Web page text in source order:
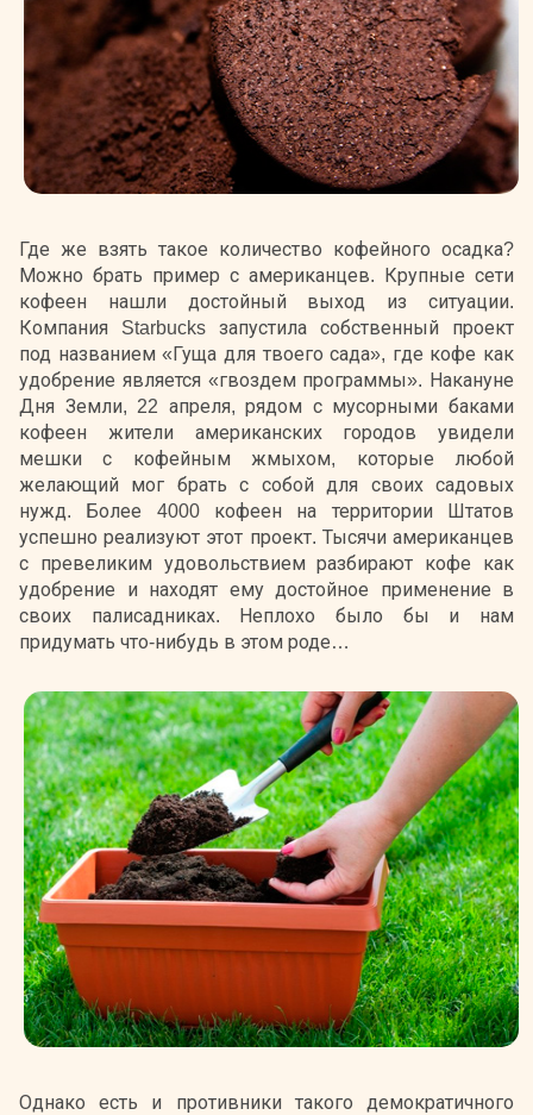
Где же взять такое количество кофейного осадка?
Можно брать пример с американцев. Крупные сети
кофеен нашли достойный выход из ситуации.
Компания Starbucks запустила собственный проект
под названием «Гуща для твоего сада», где кофе как
удобрение является «гвоздем программы». Накануне
Дня Земли, 22 апреля, рядом с мусорными баками
кофеен жители американских городов увидели
мешки с кофейным жмыхом, которые любой
желающий мог брать с собой для своих садовых
нужд. Более 4000 кофеен на территории Штатов
успешно реализуют этот проект. Тысячи американцев
с превеликим удовольствием разбирают кофе как
удобрение и находят ему достойное применение в
своих палисадниках. Неплохо было бы и нам
придумать что-нибудь в этом роде…
Однако есть и противники такого демократичного